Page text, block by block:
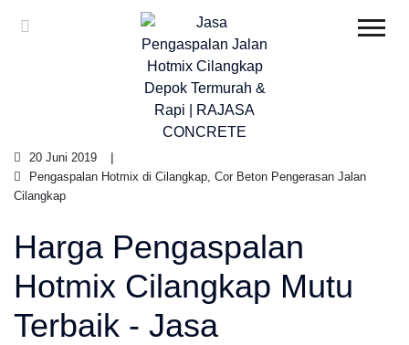
20 Juni 2019
Pengaspalan Hotmix di Cilangkap, Cor Beton Pengerasan Jalan
Cilangkap
Harga Pengaspalan
Hotmix Cilangkap Mutu
Terbaik - Jasa